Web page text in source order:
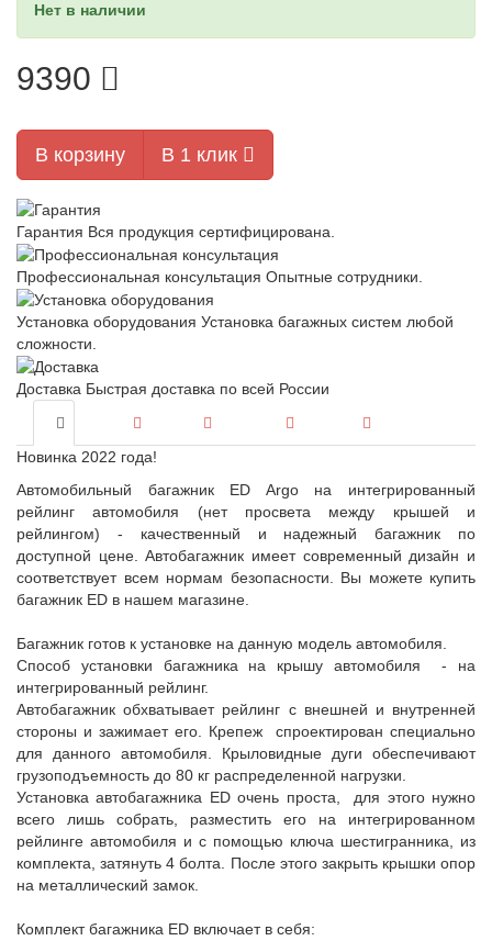
Нет в наличии
9390
В корзину В 1 клик
Гарантия Вся продукция сертифицирована.
Профессиональная консультация Опытные сотрудники.
Установка оборудования Установка багажных систем любой
сложности.
Доставка Быстрая доставка по всей России
Новинка 2022 года!
Автомобильный багажник ED Argo на интегрированный
рейлинг автомобиля (нет просвета между крышей и
рейлингом) - качественный и надежный багажник по
доступной цене. Автобагажник имеет современный дизайн и
соответствует всем нормам безопасности. Вы можете купить
багажник ED в нашем магазине.
Багажник готов к установке на данную модель автомобиля.
Способ установки багажника на крышу автомобиля - на
интегрированный рейлинг.
Автобагажник обхватывает рейлинг с внешней и внутренней
стороны и зажимает его. Крепеж спроектирован специально
для данного автомобиля. Крыловидные дуги обеспечивают
грузоподъемность до 80 кг распределенной нагрузки.
Установка автобагажника ED очень проста, для этого нужно
всего лишь собрать, разместить его на интегрированном
рейлинге автомобиля и с помощью ключа шестигранника, из
комплекта, затянуть 4 болта. После этого закрыть крышки опор
на металлический замок.
Комплект багажника ED включает в себя: